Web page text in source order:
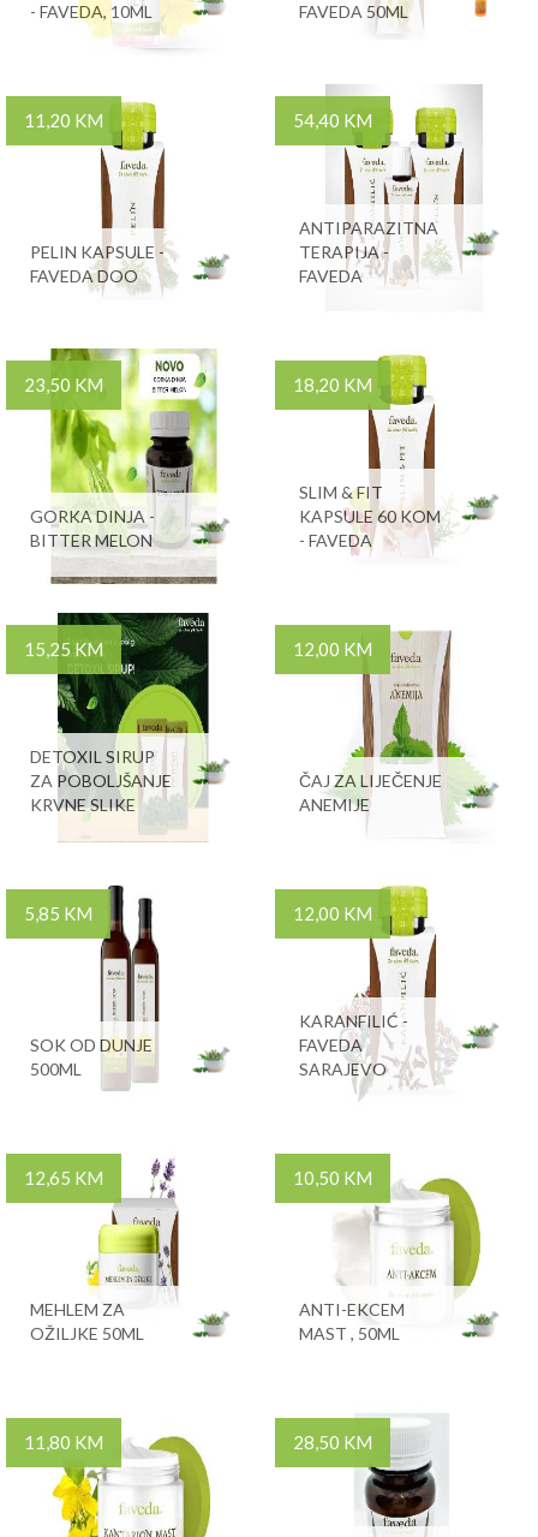
- FAVEDA, 10ML
FAVEDA 50ML
11,20 KM
PELIN KAPSULE -
FAVEDA DOO
54,40 KM
ANTIPARAZITNA
TERAPIJA -
FAVEDA
23,50 KM
GORKA DINJA -
BITTER MELON
18,20 KM
SLIM & FIT
KAPSULE 60 KOM
- FAVEDA
15,25 KM
DETOXIL SIRUP
ZA POBOLJŠANJE
KRVNE SLIKE
12,00 KM
ČAJ ZA LIJEČENJE
ANEMIJE
5,85 KM
SOK OD DUNJE
500ML
12,00 KM
KARANFILIĆ -
FAVEDA
SARAJEVO
12,65 KM
MEHLEM ZA
OŽILJKE 50ML
10,50 KM
ANTI-EKCEM
MAST , 50ML
11,80 KM 28,50 KM